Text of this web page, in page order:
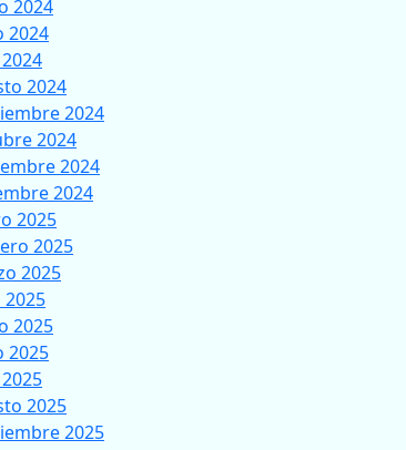
2024
2024
2024
2024
2024
2024
2024
2025
2025
2025
2025
2025
2025
2025